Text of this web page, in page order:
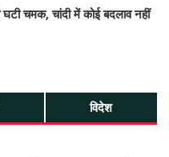
घटी चमक, चांदी में कोई बदलाव नहीं
विदेश